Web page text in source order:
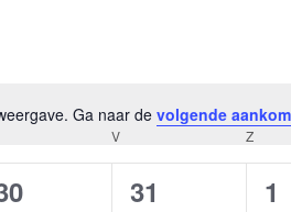
BerichtGa naar devolgende
V Z
0
31
0
1